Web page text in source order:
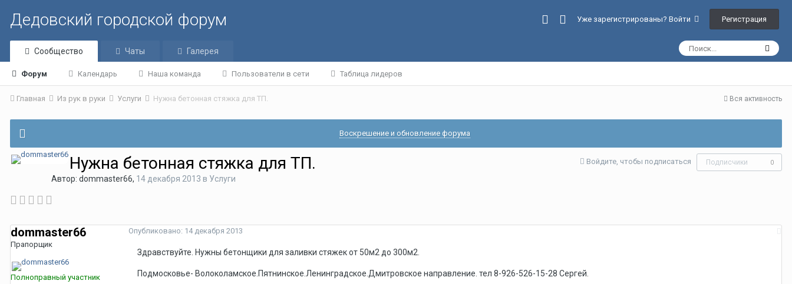
Дедовский городской форум Уже зарегистрированы? Войти Регистрация
Сообщество
Форум Календарь Наша команда Пользователи в сети Таблица лидеров
Чаты Галерея
Вся активность
Главная Из рук в руки Услуги Нужна бетонная стяжка для ТП.
Воскрешение и обновление форума
Войдите, чтобы подписаться Подписчики 0
Нужна бетонная стяжка для ТП.
Автор: dommaster66, 14 декабря 2013 в Услуги
dommaster66
Прапорщик
Полноправный участник
Опубликовано: 14 декабря 2013
Здравствуйте. Нужны бетонщики для заливки стяжек от 50м2 до 300м2.
Подмосковье- Волоколамское.Пятнинское.Ленинградское.Дмитровское направление. тел 8-926-526-15-28 Сергей.